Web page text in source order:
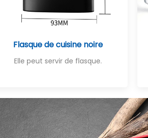
Flasque de cuisine noire
Elle peut servir de flasque.